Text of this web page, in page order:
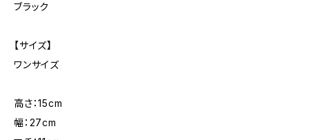
ブラック
【サイズ】
ワンサイズ
高さ：15cm
幅：27cm